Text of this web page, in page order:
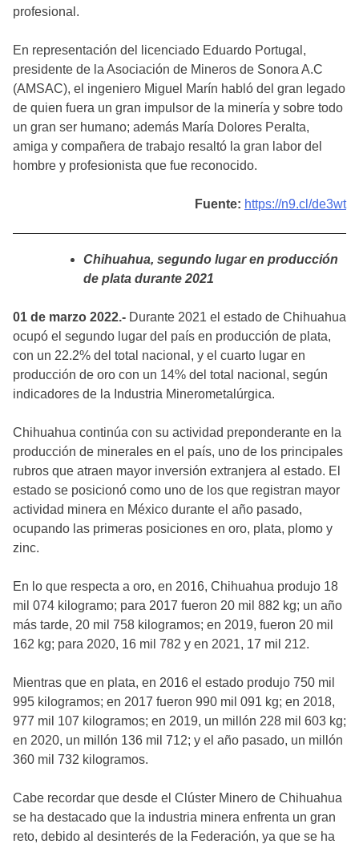
profesional.
En representación del licenciado Eduardo Portugal,
presidente de la Asociación de Mineros de Sonora A.C
(AMSAC), el ingeniero Miguel Marín habló del gran legado
de quien fuera un gran impulsor de la minería y sobre todo
un gran ser humano; además María Dolores Peralta,
amiga y compañera de trabajo resaltó la gran labor del
hombre y profesionista que fue reconocido.
Fuente: https://n9.cl/de3wt
Chihuahua, segundo lugar en producción
de plata durante 2021
01 de marzo 2022.- Durante 2021 el estado de Chihuahua
ocupó el segundo lugar del país en producción de plata,
con un 22.2% del total nacional, y el cuarto lugar en
producción de oro con un 14% del total nacional, según
indicadores de la Industria Minerometalúrgica.
Chihuahua continúa con su actividad preponderante en la
producción de minerales en el país, uno de los principales
rubros que atraen mayor inversión extranjera al estado. El
estado se posicionó como uno de los que registran mayor
actividad minera en México durante el año pasado,
ocupando las primeras posiciones en oro, plata, plomo y
zinc.
En lo que respecta a oro, en 2016, Chihuahua produjo 18
mil 074 kilogramo; para 2017 fueron 20 mil 882 kg; un año
más tarde, 20 mil 758 kilogramos; en 2019, fueron 20 mil
162 kg; para 2020, 16 mil 782 y en 2021, 17 mil 212.
Mientras que en plata, en 2016 el estado produjo 750 mil
995 kilogramos; en 2017 fueron 990 mil 091 kg; en 2018,
977 mil 107 kilogramos; en 2019, un millón 228 mil 603 kg;
en 2020, un millón 136 mil 712; y el año pasado, un millón
360 mil 732 kilogramos.
Cabe recordar que desde el Clúster Minero de Chihuahua
se ha destacado que la industria minera enfrenta un gran
reto, debido al desinterés de la Federación, ya que se ha